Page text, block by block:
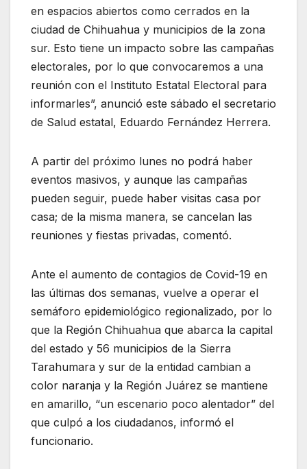
en espacios abiertos como cerrados en la
ciudad de Chihuahua y municipios de la zona
sur. Esto tiene un impacto sobre las campañas
electorales, por lo que convocaremos a una
reunión con el Instituto Estatal Electoral para
informarles”, anunció este sábado el secretario
de Salud estatal, Eduardo Fernández Herrera.
A partir del próximo lunes no podrá haber
eventos masivos, y aunque las campañas
pueden seguir, puede haber visitas casa por
casa; de la misma manera, se cancelan las
reuniones y fiestas privadas, comentó.
Ante el aumento de contagios de Covid-19 en
las últimas dos semanas, vuelve a operar el
semáforo epidemiológico regionalizado, por lo
que la Región Chihuahua que abarca la capital
del estado y 56 municipios de la Sierra
Tarahumara y sur de la entidad cambian a
color naranja y la Región Juárez se mantiene
en amarillo, “un escenario poco alentador” del
que culpó a los ciudadanos, informó el
funcionario.